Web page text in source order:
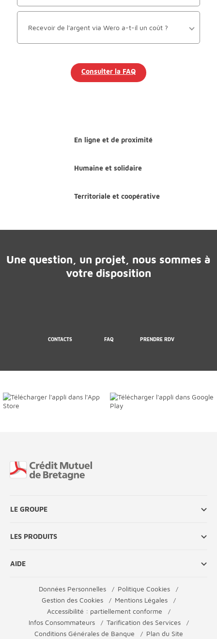
Recevoir de l'argent via Wero a-t-il un coût ?
Consulter la FAQ
En ligne et de proximité
Humaine et solidaire
Territoriale et coopérative
Une question, un projet, nous sommes à
votre disposition
CONTACTS FAQ PRENDRE RDV
LE GROUPE
LES PRODUITS
AIDE
Données Personnelles
Politique Cookies
Gestion des Cookies
Mentions Légales
Accessibilité : partiellement conforme
Infos Consommateurs
Tarification des Services
Conditions Générales de Banque
Plan du Site
Fin de page